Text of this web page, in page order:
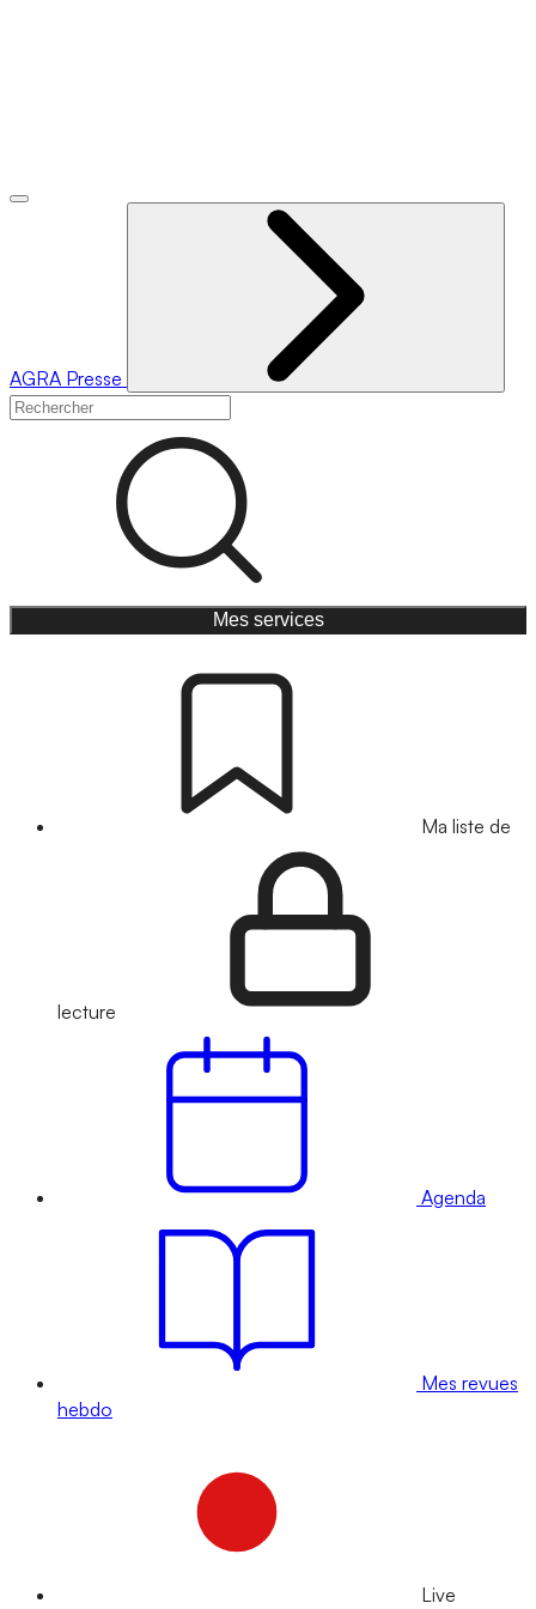
AGRA Presse
Mes services
Ma liste de
lecture
Agenda
Mes revues
hebdo
Live